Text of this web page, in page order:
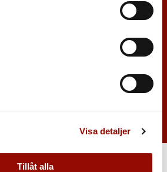
Visa detaljer
Tillåt alla